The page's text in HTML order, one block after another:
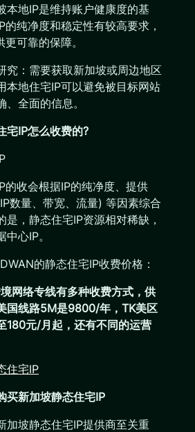
本地IP是维持账户健康度的基
的纯净度和稳定性有较高要求，
可靠的保障。
究：需要获取新加坡或周边地区
本地住宅IP可以避免被目标网站
全面的信息。
宅IP怎么收费的?
的收会根据IP的纯净度、提供
数量、带宽、流量) 等因素综合
是，静态住宅IP资源相对稀缺，
心IP。
的静态住宅IP收费价格：
网络专线有多种收费方式，供
国线路5M是9800/年，TK美区
180元/月起，还有不同的运营
住宅IP
买新加坡静态住宅IP
加坡静态住宅IP提供商至关重